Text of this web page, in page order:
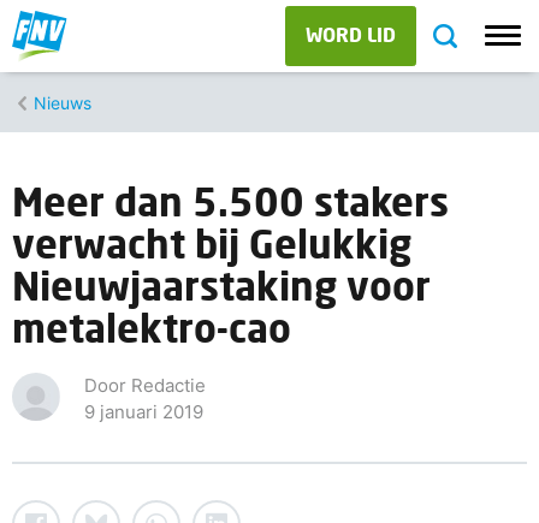
WORD LID
Nieuws
Meer dan 5.500 stakers
verwacht bij Gelukkig
Nieuwjaarstaking voor
metalektro-cao
Door Redactie
9 januari 2019